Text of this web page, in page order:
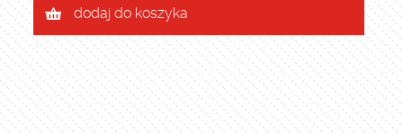
dodaj do koszyka